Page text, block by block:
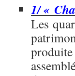
1/ «
Les